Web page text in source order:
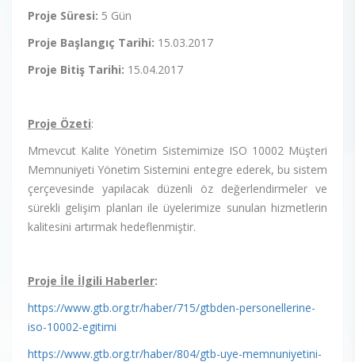
Proje Süresi: 5 Gün
Proje Başlangıç Tarihi: 15.03.2017
Proje Bitiş Tarihi: 15.04.2017
Proje Özeti:
Mmevcut Kalite Yönetim Sistemimize ISO 10002 Müşteri
Memnuniyeti Yönetim Sistemini entegre ederek, bu sistem
çerçevesinde yapılacak düzenli öz değerlendirmeler ve
sürekli gelişim planları ile üyelerimize sunulan hizmetlerin
kalitesini artırmak hedeflenmiştir.
Proje İle İlgili Haberler:
https://www.gtb.org.tr/haber/715/gtbden-personellerine-
iso-10002-egitimi
https://www.gtb.org.tr/haber/804/gtb-uye-memnuniyetini-